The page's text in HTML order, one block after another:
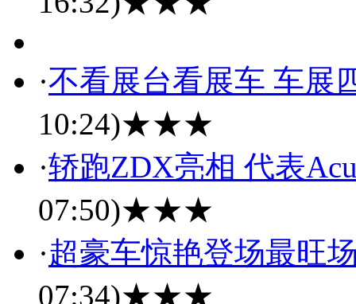
·不看展台看展车 车展
10:24)★★★
·轿跑ZDX亮相 代表
07:50)★★★
·超豪车惊艳登场最旺
07:34)★★★